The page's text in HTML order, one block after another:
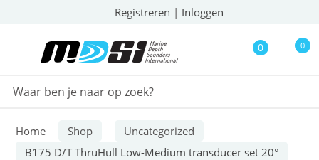
Registreren | Inloggen
0 0
Home Shop
Uncategorized
B175 D/T ThruHull Low-Medium transducer set 20°